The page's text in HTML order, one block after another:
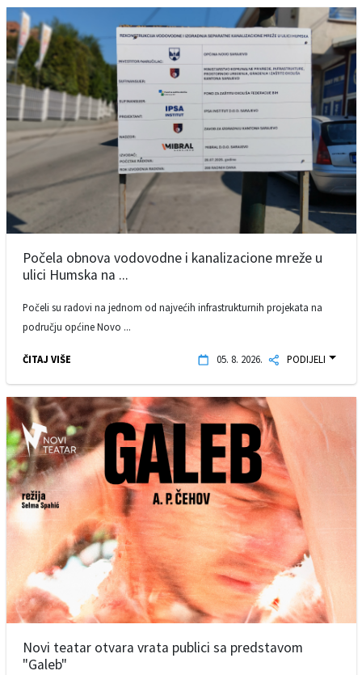
Počela obnova vodovodne i kanalizacione mreže u
ulici Humska na ...
Počeli su radovi na jednom od najvećih infrastrukturnih projekata na
području općine Novo ...
ČITAJ VIŠE 05. 8. 2026. PODIJELI
Novi teatar otvara vrata publici sa predstavom
"Galeb"